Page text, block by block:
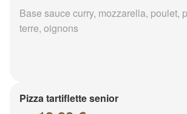
Base sauce curry, mozzarella, poulet,
terre, oignons
Pizza tartiflette senior